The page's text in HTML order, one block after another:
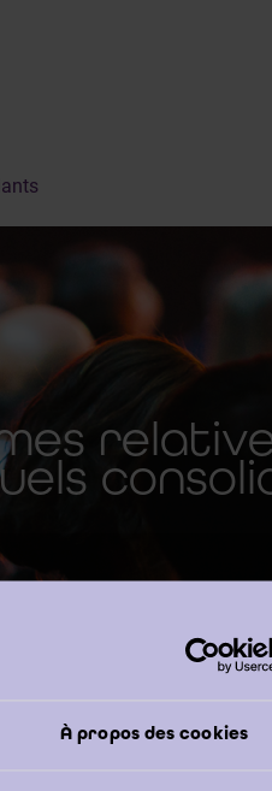
À propos des cookies